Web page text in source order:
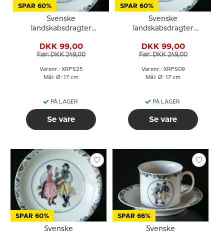
SPAR 60%
Svenske
landskabsdragter
Östergötland
DKK 99,00
Før: DKK 249,00
Varenr.: XRFS25
Mål: Ø: 17 cm
PÅ LAGER
Se vare
SPAR 60%
Svenske
landskabsdragter
Hälsingland
DKK 99,00
Før: DKK 249,00
Varenr.: XRFS09
Mål: Ø: 17 cm
PÅ LAGER
Se vare
SPAR 60%
Svenske
SPAR 66%
Svenske